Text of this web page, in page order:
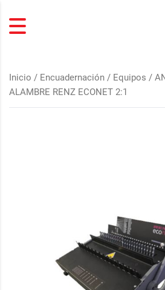
Inicio / Encuadernación / Equipos /
ALAMBRE RENZ ECONET 2:1